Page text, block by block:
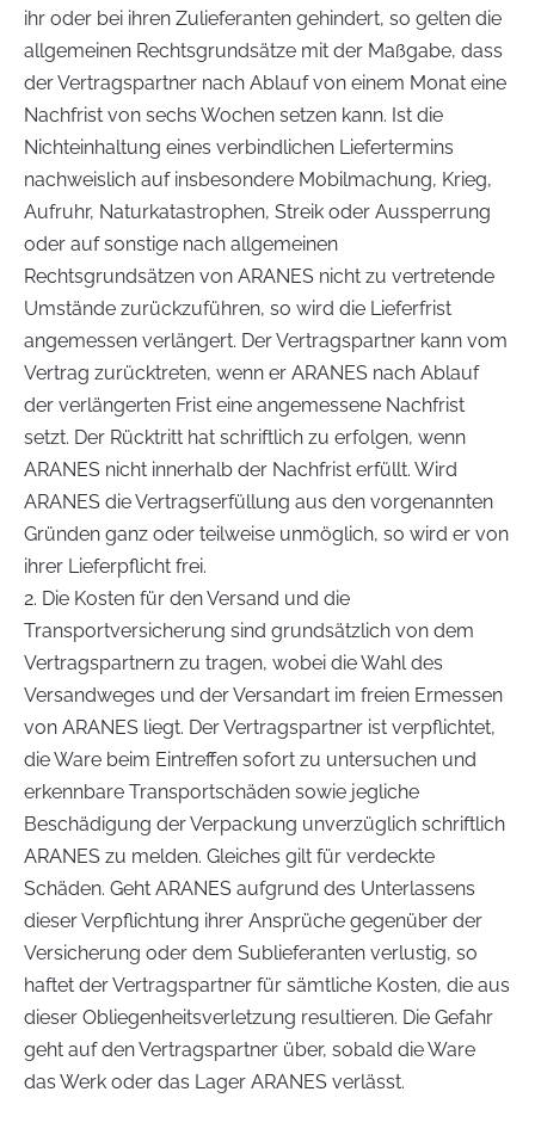
ihr oder bei ihren Zulieferanten gehindert, so gelten die
allgemeinen Rechtsgrundsätze mit der Maßgabe, dass
der Vertragspartner nach Ablauf von einem Monat eine
Nachfrist von sechs Wochen setzen kann. Ist die
Nichteinhaltung eines verbindlichen Liefertermins
nachweislich auf insbesondere Mobilmachung, Krieg,
Aufruhr, Naturkatastrophen, Streik oder Aussperrung
oder auf sonstige nach allgemeinen
Rechtsgrundsätzen von ARANES nicht zu vertretende
Umstände zurückzuführen, so wird die Lieferfrist
angemessen verlängert. Der Vertragspartner kann vom
Vertrag zurücktreten, wenn er ARANES nach Ablauf
der verlängerten Frist eine angemessene Nachfrist
setzt. Der Rücktritt hat schriftlich zu erfolgen, wenn
ARANES nicht innerhalb der Nachfrist erfüllt. Wird
ARANES die Vertragserfüllung aus den vorgenannten
Gründen ganz oder teilweise unmöglich, so wird er von
ihrer Lieferpflicht frei.
2. Die Kosten für den Versand und die
Transportversicherung sind grundsätzlich von dem
Vertragspartnern zu tragen, wobei die Wahl des
Versandweges und der Versandart im freien Ermessen
von ARANES liegt. Der Vertragspartner ist verpflichtet,
die Ware beim Eintreffen sofort zu untersuchen und
erkennbare Transportschäden sowie jegliche
Beschädigung der Verpackung unverzüglich schriftlich
ARANES zu melden. Gleiches gilt für verdeckte
Schäden. Geht ARANES aufgrund des Unterlassens
dieser Verpflichtung ihrer Ansprüche gegenüber der
Versicherung oder dem Sublieferanten verlustig, so
haftet der Vertragspartner für sämtliche Kosten, die aus
dieser Obliegenheitsverletzung resultieren. Die Gefahr
geht auf den Vertragspartner über, sobald die Ware
das Werk oder das Lager ARANES verlässt.